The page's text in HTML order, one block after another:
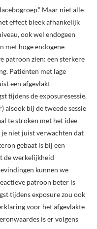
Maar niet alle
effect bleek afhankelijk
ook wel endogeen
met hoge endogene
patroon zien: een sterkere
Patiënten met lage
een afgevlakt
tijdens de exposuresessie,
alsook bij de tweede sessie
te stroken met het idee
niet juist verwachten dat
gebaat is bij een
de werkelijkheid
kunnen we
patroon beter is
tijdens exposure zou ook
voor het afgevlakte
is er volgens